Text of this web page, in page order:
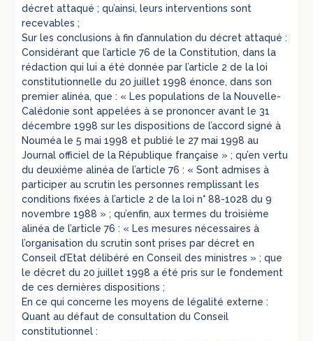
décret attaqué ; qu’ainsi, leurs interventions sont
recevables ;
Sur les conclusions à fin d’annulation du décret attaqué :
Considérant que l’article 76 de la Constitution, dans la
rédaction qui lui a été donnée par l’article 2 de la loi
constitutionnelle du 20 juillet 1998 énonce, dans son
premier alinéa, que : « Les populations de la Nouvelle-
Calédonie sont appelées à se prononcer avant le 31
décembre 1998 sur les dispositions de l’accord signé à
Nouméa le 5 mai 1998 et publié le 27 mai 1998 au
Journal officiel de la République française » ; qu’en vertu
du deuxième alinéa de l’article 76 : « Sont admises à
participer au scrutin les personnes remplissant les
conditions fixées à l’article 2 de la loi n° 88-1028 du 9
novembre 1988 » ; qu’enfin, aux termes du troisième
alinéa de l’article 76 : « Les mesures nécessaires à
l’organisation du scrutin sont prises par décret en
Conseil d’Etat délibéré en Conseil des ministres » ; que
le décret du 20 juillet 1998 a été pris sur le fondement
de ces dernières dispositions ;
En ce qui concerne les moyens de légalité externe :
Quant au défaut de consultation du Conseil
constitutionnel :